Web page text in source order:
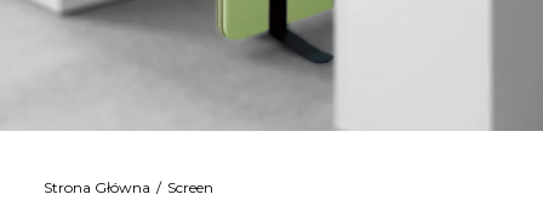
Strona Główna Screen